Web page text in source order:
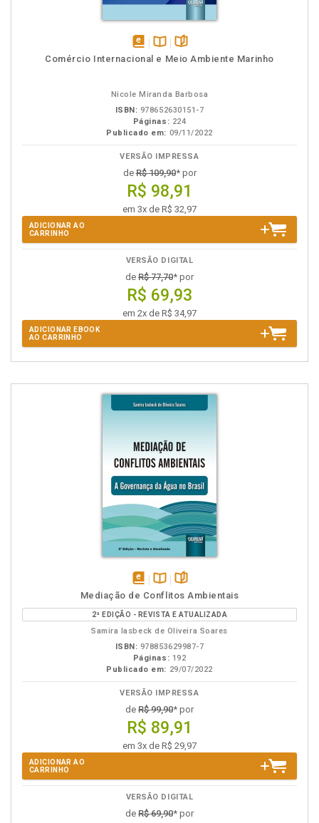
disponível
Disponível
páginas
Comércio Internacional e Meio Ambiente Marinho
Nicole Miranda Barbosa
ISBN: 978652630151-7
Páginas: 224
Publicado em: 09/11/2022
VERSÃO IMPRESSA
deR$ 109,90* por
R$ 98,91
em 3x de R$ 32,97
ADICIONAR AO
CARRINHO
VERSÃO DIGITAL
de R$ 77,70* por
R$ 69,93
em 2x de R$ 34,97
ADICIONAR EBOOK
AO CARRINHO
disponível
em
eBook
Disponível
na
B.V.
páginas
Mediação de Conflitos Ambientais
2ª EDIÇÃO - REVISTA E ATUALIZADA
Samira Iasbeck de Oliveira Soares
ISBN: 978853629987-7
Páginas: 192
Publicado em: 29/07/2022
VERSÃO IMPRESSA
de R$ 99,90* por
R$ 89,91
em 3x de R$ 29,97
ADICIONAR AO
CARRINHO
VERSÃO DIGITAL
de R$ 69,90* por